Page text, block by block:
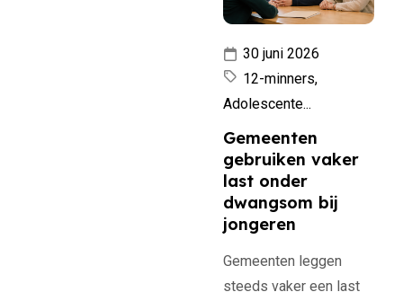
Gemeenten
gebruiken vaker
last onder
dwangsom bij
jongeren
Gemeenten leggen
steeds vaker een last
30 juni 2026
12-minners,
Adolescente...